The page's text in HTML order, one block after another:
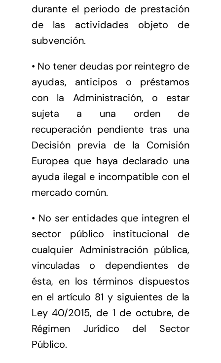
durante el periodo de prestación
de las actividades objeto de
subvención.
• No tener deudas por reintegro de
ayudas, anticipos o préstamos
con la Administración, o estar
sujeta a una orden de
recuperación pendiente tras una
Decisión previa de la Comisión
Europea que haya declarado una
ayuda ilegal e incompatible con el
mercado común.
• No ser entidades que integren el
sector público institucional de
cualquier Administración pública,
vinculadas o dependientes de
ésta, en los términos dispuestos
en el artículo 81 y siguientes de la
Ley 40/2015, de 1 de octubre, de
Régimen Jurídico del Sector
Público.